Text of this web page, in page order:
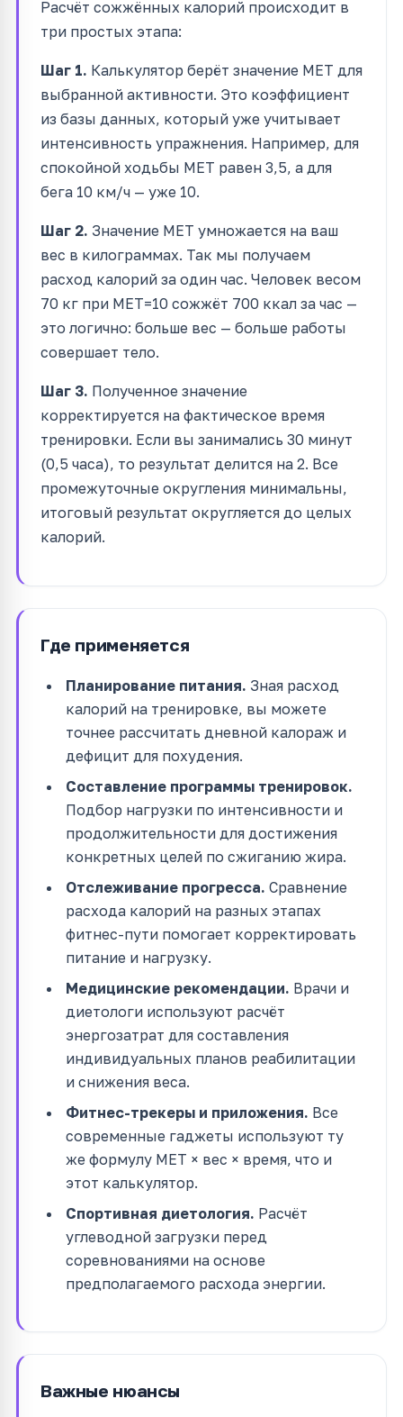
Расчёт сожжённых калорий происходит в
три простых этапа:
Шаг 1. Калькулятор берёт значение MET для
выбранной активности. Это коэффициент
из базы данных, который уже учитывает
интенсивность упражнения. Например, для
спокойной ходьбы MET равен 3,5, а для
бега 10 км/ч — уже 10.
Шаг 2. Значение MET умножается на ваш
вес в килограммах. Так мы получаем
расход калорий за один час. Человек весом
70 кг при MET=10 сожжёт 700 ккал за час —
это логично: больше вес — больше работы
совершает тело.
Шаг 3. Полученное значение
корректируется на фактическое время
тренировки. Если вы занимались 30 минут
(0,5 часа), то результат делится на 2. Все
промежуточные округления минимальны,
итоговый результат округляется до целых
калорий.
Где применяется
Планирование питания. Зная расход
калорий на тренировке, вы можете
точнее рассчитать дневной калораж и
дефицит для похудения.
Составление программы тренировок.
Подбор нагрузки по интенсивности и
продолжительности для достижения
конкретных целей по сжиганию жира.
Отслеживание прогресса. Сравнение
расхода калорий на разных этапах
фитнес-пути помогает корректировать
питание и нагрузку.
Медицинские рекомендации. Врачи и
диетологи используют расчёт
энергозатрат для составления
индивидуальных планов реабилитации
и снижения веса.
Фитнес-трекеры и приложения. Все
современные гаджеты используют ту
же формулу MET × вес × время, что и
этот калькулятор.
Спортивная диетология. Расчёт
углеводной загрузки перед
соревнованиями на основе
предполагаемого расхода энергии.
Важные нюансы